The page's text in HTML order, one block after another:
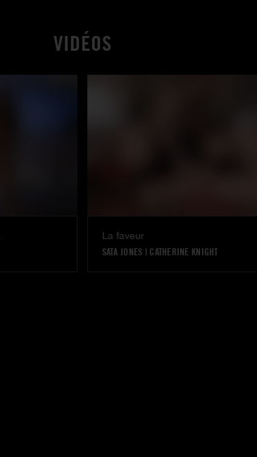
VIDÉOS
La faveur
SATA JONES | CATHERINE KNIGHT